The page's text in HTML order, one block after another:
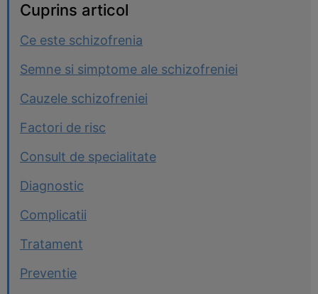
Cuprins articol
Ce este schizofrenia
Semne si simptome ale schizofreniei
Cauzele schizofreniei
Factori de risc
Consult de specialitate
Diagnostic
Complicatii
Tratament
Preventie